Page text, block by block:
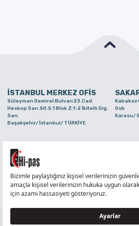
İSTANBUL MERKEZ OFİS
Süleyman Demirel Bulvarı 23.Cad.
Heskop San.Sit.S.1 Blok Z:1-2 İkitelli Org.
San.
Başakşehir/ İstanbul/ TÜRKİYE
Kabakoz
Osb
Karasu/
Alaaddinbey Mah. Ayfatma Cad. No.11 A/C
Sam.3 Plaza B Blok Nilüfer/ Bursa/
TÜRKİYE
TELEFON
TÜM HAKLARI Hİ-PAŞ PLASTİK EŞYA TİC. VE SAN. LTD.